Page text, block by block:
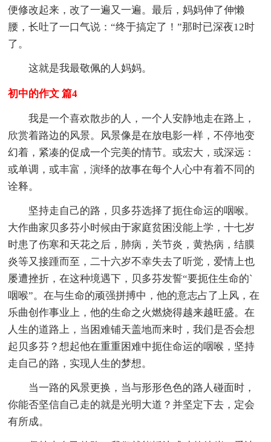
便修改起来，改了一遍又一遍。最后，妈妈伸了伸懒
腰，长吐了一口气说：“终于搞定了！”那时已深夜12时
了。
这就是我最敬佩的人妈妈。
初中的作文 篇4
我是一个喜欢散步的人，一个人安静地走在路上，
欣赏着路边的风景。风景像是在放电影一样，不停地变
幻着，紧凑的促成一个完美的情节。或宏大，或深远：
或单调，或丰富，演绎的故事在每个人心中有着不同的
诠释。
坚持走自己的路，贝多芬选择了扼住命运的咽喉。
大作曲家贝多芬小时候由于家庭贫困没能上学，十七岁
时患了伤寒和天花之后，肺病，关节炎，黄热病，结膜
炎等又接踵而至，二十六岁不幸失去了听觉，爱情上也
屡遭挫折，在这种境遇下，贝多芬发誓“要扼住生命的`
咽喉”。在与生命的顽强拼搏中，他的意志占了上风，在
乐曲创作事业上，他的生命之火燃烧得越来越旺盛。在
人生的道路上，当困难铺天盖地而来时，我们是否会想
起贝多芬？想起他在重重困难中扼住命运的咽喉，坚持
走自己的路，实现人生的梦想。
当一路的风景更换，当与形形色色的路人碰面时，
你能否坚信自己走的就是光明大道？并坚定下去，定会
有所成。